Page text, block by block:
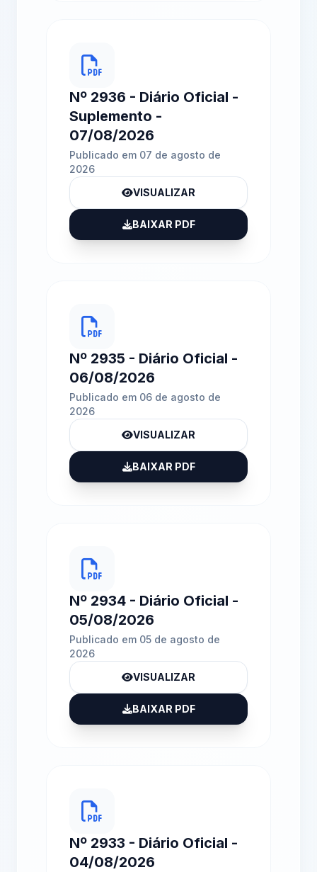
Nº 2936 - Diário Oficial -
Suplemento -
07/08/2026
Publicado em 07 de agosto de
2026
VISUALIZAR
BAIXAR PDF
Nº 2935 - Diário Oficial -
06/08/2026
Publicado em 06 de agosto de
2026
VISUALIZAR
BAIXAR PDF
Nº 2934 - Diário Oficial -
05/08/2026
Publicado em 05 de agosto de
2026
VISUALIZAR
BAIXAR PDF
Nº 2933 - Diário Oficial -
04/08/2026